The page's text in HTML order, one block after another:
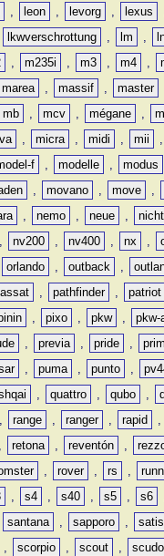
, leon , levorg , lexus
lkwverschrottung , lm ,
, m235i , m3 , m4 ,
marea , massif , master
mb , mcv , mégane ,
, micra , midi , mii ,
f , modelle , modus
, movano , move ,
, nemo , neue , nicht
, nv200 , nv400 , nx ,
orlando , outback ,
, pathfinder , patriot
, pixo , pkw , pkw-
, previa , pride ,
, puma , punto ,
, quattro , qubo ,
, range , ranger , rapid ,
, retona , reventón ,
, rover , rs ,
, s4 , s40 , s5 , s6
santana , sapporo , satis
, scorpio , scout , scudo